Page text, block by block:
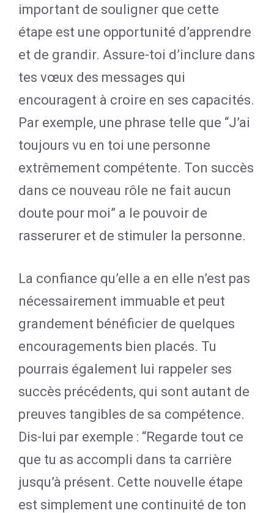
important de souligner que cette
étape est une opportunité d’apprendre
et de grandir. Assure-toi d’inclure dans
tes vœux des messages qui
encouragent à croire en ses capacités.
Par exemple, une phrase telle que “J’ai
toujours vu en toi une personne
extrêmement compétente. Ton succès
dans ce nouveau rôle ne fait aucun
doute pour moi” a le pouvoir de
rasserurer et de stimuler la personne.
La confiance qu’elle a en elle n’est pas
nécessairement immuable et peut
grandement bénéficier de quelques
encouragements bien placés. Tu
pourrais également lui rappeler ses
succès précédents, qui sont autant de
preuves tangibles de sa compétence.
Dis-lui par exemple : “Regarde tout ce
que tu as accompli dans ta carrière
jusqu’à présent. Cette nouvelle étape
est simplement une continuité de ton